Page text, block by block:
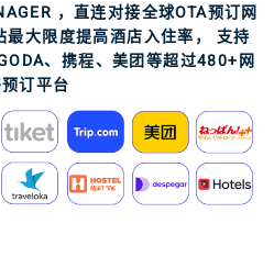
，直连对接全球OTA预订网
大限度提高酒店入住率， 支持
、携程、美团等超过480+网
订平台